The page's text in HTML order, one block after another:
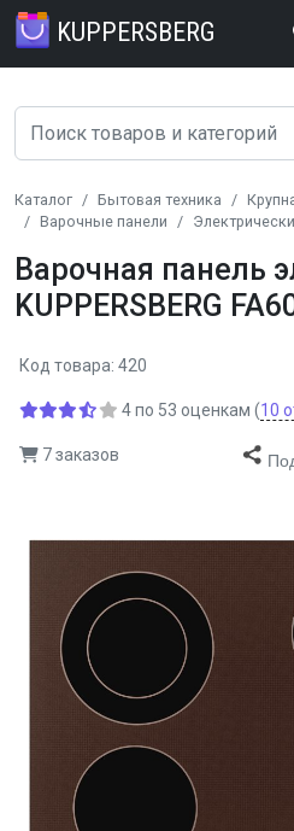
KUPPERSBERG
Каталог Бытовая техника
Варочные панели
Варочная панель
KUPPERSBERG
Код товара: 420
4по 53 оценкам (10
7 заказов